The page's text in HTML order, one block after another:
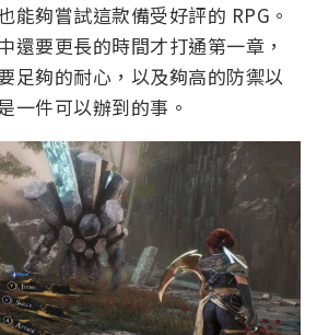
能夠嘗試這款備受好評的 RPG。
還要更長的時間才打通第一章，
足夠的耐心，以及夠高的防禦以
一件可以辦到的事。